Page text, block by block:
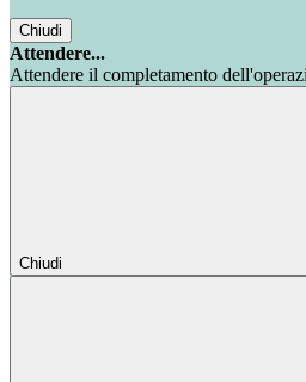
Chiudi
Attendere...
Attendere il completamento
Chiudi